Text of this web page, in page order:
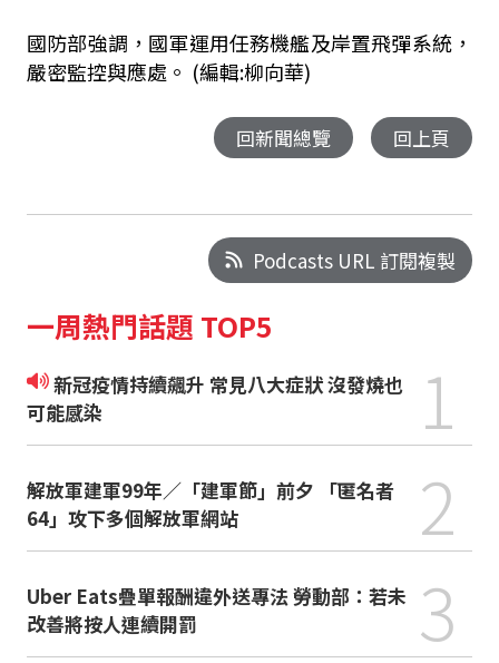
國防部強調，國軍運用任務機艦及岸置飛彈系統，
嚴密監控與應處。 (編輯:柳向華)
回新聞總覽 回上頁
Podcasts URL 訂閱複製
一周熱門話題 TOP5
新冠疫情持續飆升 常見八大症狀 沒發燒也
可能感染
1
解放軍建軍99年／「建軍節」前夕 「匿名者
64」攻下多個解放軍網站
2
Uber Eats疊單報酬違外送專法 勞動部：若未
改善將按人連續開罰
3